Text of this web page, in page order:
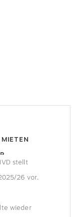
stellt
26 vor.
wieder